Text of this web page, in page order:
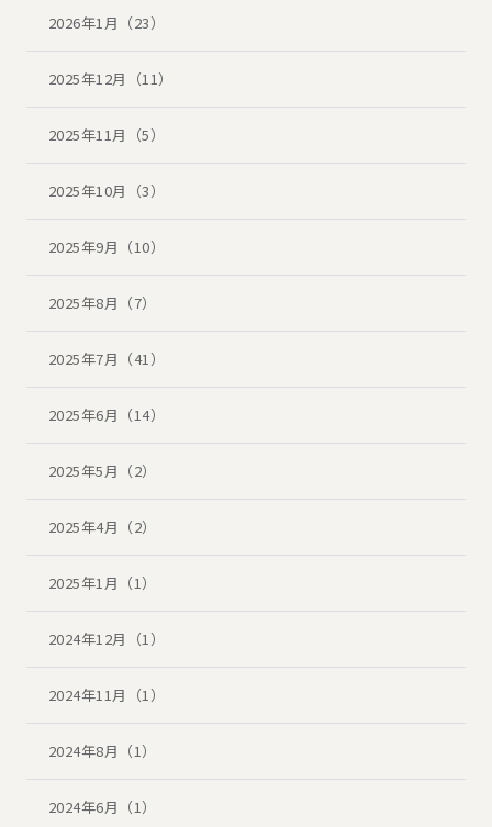
2026年1月（23）
2025年12月（11）
2025年11月（5）
2025年10月（3）
2025年9月（10）
2025年8月（7）
2025年7月（41）
2025年6月（14）
2025年5月（2）
2025年4月（2）
2025年1月（1）
2024年12月（1）
2024年11月（1）
2024年8月（1）
2024年6月（1）